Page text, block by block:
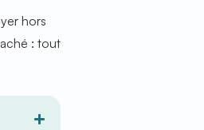
hors
: tout